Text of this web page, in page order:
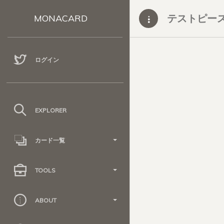
MONACARD
ログイン
EXPLORER
カード一覧
TOOLS
ABOUT
テストピー